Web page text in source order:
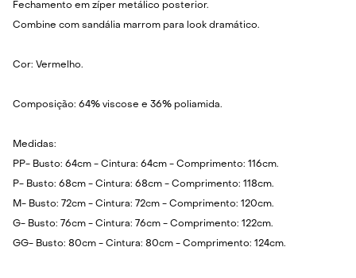
Fechamento em zíper metálico posterior.
Combine com sandália marrom para look dramático.
Cor: Vermelho.
Composição: 64% viscose e 36% poliamida.
Medidas:
PP- Busto: 64cm - Cintura: 64cm - Comprimento: 116cm.
P- Busto: 68cm - Cintura: 68cm - Comprimento: 118cm.
M- Busto: 72cm - Cintura: 72cm - Comprimento: 120cm.
G- Busto: 76cm - Cintura: 76cm - Comprimento: 122cm.
GG- Busto: 80cm - Cintura: 80cm - Comprimento: 124cm.